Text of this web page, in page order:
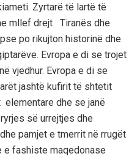
Zyrtarë të lartë të
mllef drejt Tiranës dhe
po rikujton historinë dhe
Evropa e di se trojet
vjedhur. Evropa e di se
jashtë kufirit të shtetit
dhe se janë
së urrejtjes dhe
pamjet e tmerrit në rrugët
e fashiste maqedonase